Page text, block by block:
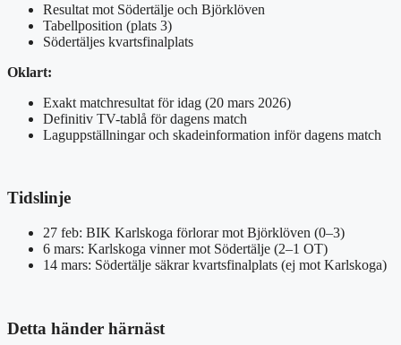
Resultat mot Södertälje och Björklöven
Tabellposition (plats 3)
Södertäljes kvartsfinalplats
Oklart:
Exakt matchresultat för idag (20 mars 2026)
Definitiv TV-tablå för dagens match
Laguppställningar och skadeinformation inför dagens match
Tidslinje
27 feb: BIK Karlskoga förlorar mot Björklöven (0–3)
6 mars: Karlskoga vinner mot Södertälje (2–1 OT)
14 mars: Södertälje säkrar kvartsfinalplats (ej mot Karlskoga)
Detta händer härnäst